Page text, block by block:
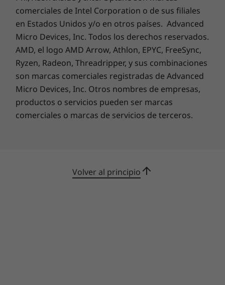
diseñado para ayudarte a trabajar más rápido
y de forma más segura. Además de un panel
táctil grande, tiene un sensor de huellas
dactilares opcional y un inicio de sesión facial
seguro a través de la cámara FHD con
infrarrojos, para que puedas estar listo y
ponerte en marcha rápidamente. Tiene un
obturador de privacidad físico con el que
puedes cerrar la cámara web. Gracias a Rapid
Charge Boost, el portátil te brinda 2 horas de
comerciales de Intel Corporation o de sus filiales
en Estados Unidos y/o en otros países. Advanced
Micro Devices, Inc. Todos los derechos reservados.
AMD, el logo AMD Arrow, Athlon, EPYC, FreeSync,
Ryzen, Radeon, Threadripper, y sus combinaciones
son marcas comerciales registradas de Advanced
Micro Devices, Inc. Otros nombres de empresas,
productos o servicios pueden ser marcas
comerciales o marcas de servicios de terceros.
Volver al principio